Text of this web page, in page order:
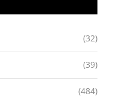
(32)
(39)
(484)